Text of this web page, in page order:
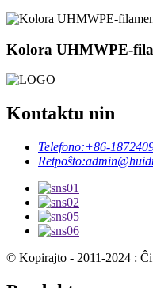
Kolora UHMWPE-
Kontaktu nin
Telefono:+86-
Retpoŝto:
© Kopirajto - 2011-2024 :